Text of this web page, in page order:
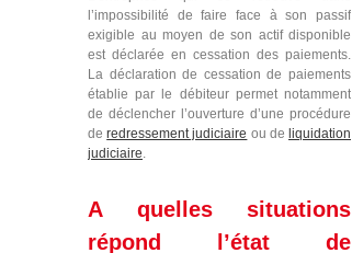
l’impossibilité de faire face à son passif
exigible au moyen de son actif disponible
est déclarée en cessation des paiements.
La déclaration de cessation de paiements
établie par le débiteur permet notamment
de déclencher l’ouverture d’une procédure
deredressement judiciaire ou de liquidation
judiciaire.
A quelles situations
répond l’état de